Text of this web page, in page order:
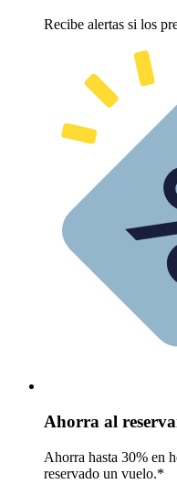
Recibe alertas si los
Ahorra al
Ahorra hasta 30% en
reservado un vuelo.*